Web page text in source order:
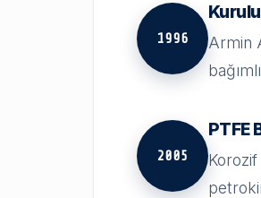
1996
Armin
2005
PTFE